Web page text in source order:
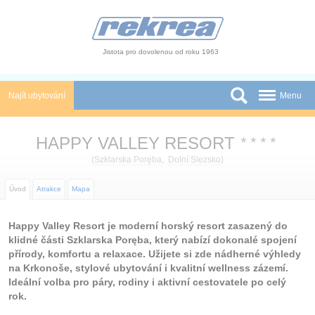
Jistota pro dovolenou od roku 1963
Najít ubytování
Autobusové zájezdy
Novinky
Atrakce
O nás
Menu
HAPPY VALLEY RESORT ★ ★ ★ ★
(Szklarska Poręba, Dolní Slezsko)
Úvod Atrakce Mapa
Happy Valley Resort je moderní horský resort zasazený do
klidné části Szklarska Poręba, který nabízí dokonalé spojení
přírody, komfortu a relaxace. Užijete si zde nádherné výhledy
na Krkonoše, stylové ubytování i kvalitní wellness zázemí.
Ideální volba pro páry, rodiny i aktivní cestovatele po celý
rok.